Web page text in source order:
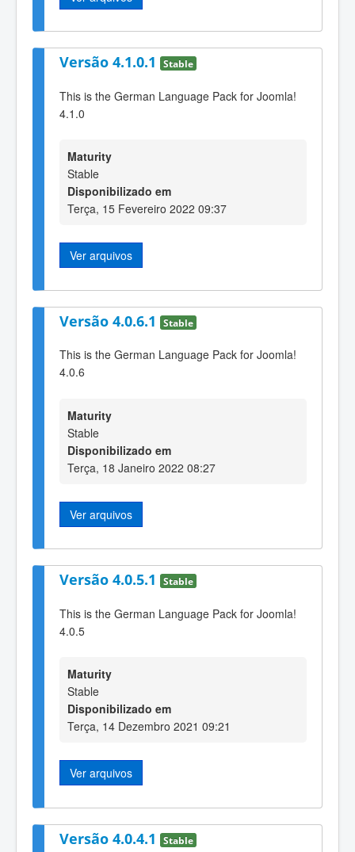
Versão 4.1.0.1 Stable
This is the German Language Pack for Joomla!
4.1.0
Maturity
Stable
Disponibilizado em
Terça, 15 Fevereiro 2022 09:37
Ver arquivos
Versão 4.0.6.1 Stable
This is the German Language Pack for Joomla!
4.0.6
Maturity
Stable
Disponibilizado em
Terça, 18 Janeiro 2022 08:27
Ver arquivos
Versão 4.0.5.1 Stable
This is the German Language Pack for Joomla!
4.0.5
Maturity
Stable
Disponibilizado em
Terça, 14 Dezembro 2021 09:21
Ver arquivos
Versão 4.0.4.1 Stable